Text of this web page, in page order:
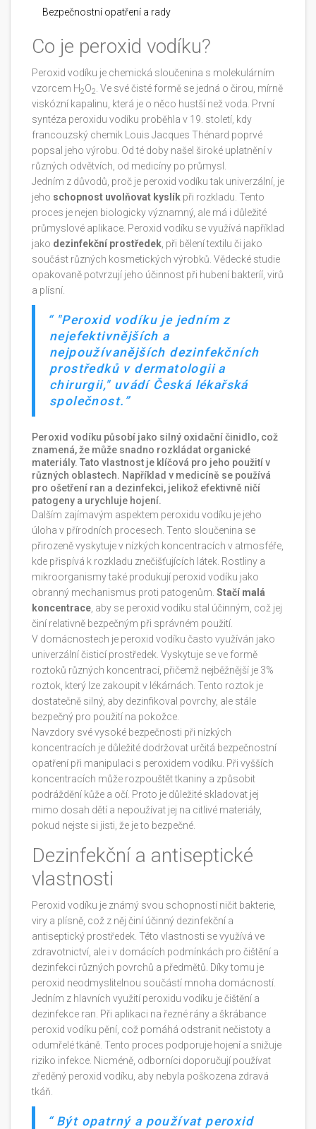
Bezpečnostní opatření a rady
Co je peroxid vodíku?
Peroxid vodíku je chemická sloučenina s molekulárním
vzorcem H2O2. Ve své čisté formě se jedná o čirou, mírně
viskózní kapalinu, která je o něco hustší než voda. První
syntéza peroxidu vodíku proběhla v 19. století, kdy
francouzský chemik Louis Jacques Thénard poprvé
popsal jeho výrobu. Od té doby našel široké uplatnění v
různých odvětvích, od medicíny po průmysl.
Jedním z důvodů, proč je peroxid vodíku tak univerzální, je
jeho schopnost uvolňovat kyslík při rozkladu. Tento
proces je nejen biologicky významný, ale má i důležité
průmyslové aplikace. Peroxid vodíku se využívá například
jako dezinfekční prostředek, při bělení textilu či jako
součást různých kosmetických výrobků. Vědecké studie
opakovaně potvrzují jeho účinnost při hubení bakteríí, virů
a plísní.
"Peroxid vodíku je jedním z
nejefektivnějších a
nejpoužívanějších dezinfekčních
prostředků v dermatologii a
chirurgii," uvádí Česká lékařská
společnost.
Peroxid vodíku působí jako silný oxidační činidlo, což
znamená, že může snadno rozkládat organické
materiály. Tato vlastnost je klíčová pro jeho použití v
různých oblastech. Například v medicíně se používá
pro ošetření ran a dezinfekci, jelikož efektivně ničí
patogeny a urychluje hojení.
Dalším zajímavým aspektem peroxidu vodíku je jeho
úloha v přírodních procesech. Tento sloučenina se
přirozeně vyskytuje v nízkých koncentracích v atmosféře,
kde přispívá k rozkladu znečišťujících látek. Rostliny a
mikroorganismy také produkují peroxid vodíku jako
obranný mechanismus proti patogenům. Stačí malá
koncentrace, aby se peroxid vodíku stal účinným, což jej
činí relativně bezpečným při správném použití.
V domácnostech je peroxid vodíku často využíván jako
univerzální čisticí prostředek. Vyskytuje se ve formě
roztoků různých koncentrací, přičemž nejběžnější je 3%
roztok, který lze zakoupit v lékárnách. Tento roztok je
dostatečně silný, aby dezinfikoval povrchy, ale stále
bezpečný pro použití na pokožce.
Navzdory své vysoké bezpečnosti při nízkých
koncentracích je důležité dodržovat určitá bezpečnostní
opatření při manipulaci s peroxidem vodíku. Při vyšších
koncentracích může rozpouštět tkaniny a způsobit
podráždění kůže a očí. Proto je důležité skladovat jej
mimo dosah dětí a nepoužívat jej na citlivé materiály,
pokud nejste si jisti, že je to bezpečné.
Dezinfekční a antiseptické
vlastnosti
Peroxid vodíku je známý svou schopností ničit bakterie,
viry a plísně, což z něj činí účinný dezinfekční a
antiseptický prostředek. Této vlastnosti se využívá ve
zdravotnictví, ale i v domácích podmínkách pro čištění a
dezinfekci různých povrchů a předmětů. Díky tomu je
peroxid neodmyslitelnou součástí mnoha domácností.
Jedním z hlavních využití peroxidu vodíku je čištění a
dezinfekce ran. Při aplikaci na řezné rány a škrábance
peroxid vodíku pění, což pomáhá odstranit nečistoty a
odumřelé tkáně. Tento proces podporuje hojení a snižuje
riziko infekce. Nicméně, odborníci doporučují používat
zředěný peroxid vodíku, aby nebyla poškozena zdravá
tkáň.
Být opatrný a používat peroxid